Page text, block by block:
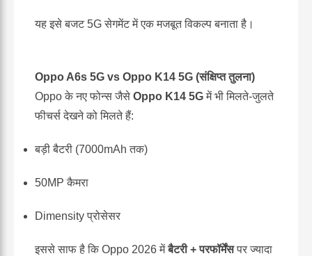
यह इसे बजट 5G सेगमेंट में एक मजबूत विकल्प बनाता है।
Oppo A6s 5G vs Oppo K14 5G (संक्षिप्त तुलना)
Oppo के नए फोन्स जैसे Oppo K14 5Gमें भी मिलते-जुलते
फीचर्स देखने को मिलते हैं:
बड़ी बैटरी (7000mAh तक)
50MP कैमरा
Dimensity प्रोसेसर
इससे साफ है कि Oppo 2026 मेंबैटरी + परफॉर्मेंसपर ज्यादा